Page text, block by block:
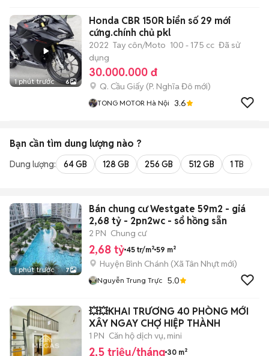
1 phút trước 6
Honda CBR 150R biển số 29 mới
cứng.chính chủ pkl
2022 Tay côn/Moto 100 - 175 cc Đã sử
dụng
30.000.000 đ
Q. Cầu Giấy (P. Nghĩa Đô mới)
TONG MOTOR Hà Nội 3.6
Bạn cần tìm dung lượng nào ?
Dung lượng: 64 GB 128 GB 256 GB 512 GB 1 TB
1 phút trước 7
Bán chung cư Westgate 59m2 - giá
2,68 tỷ - 2pn2wc - sổ hồng sẵn
2 PN Chung cư
2,68 tỷ 45 tr/m² 59 m²
Huyện Bình Chánh (Xã Tân Nhựt mới)
Nguyễn Trung Trực 5.0
💥💥KHAI TRƯƠNG 40 PHÒNG MỚI
XÂY NGAY CHỢ HIỆP THÀNH
1 PN Căn hộ dịch vụ, mini
2,5 triệu/tháng 30 m²